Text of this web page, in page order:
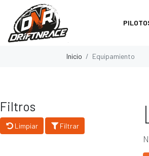
Inicio Equipamiento
Filtros
Limpiar Filtrar